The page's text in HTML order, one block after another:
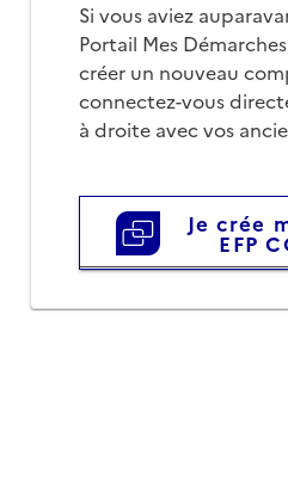
Si vous aviez
Portail Mes
créer un nouveau
connectez-vous
à droite avec vos
Je crée
EFP